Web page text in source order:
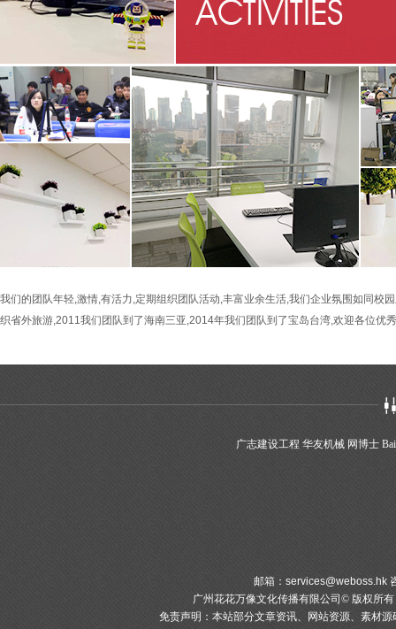
我们的团队年轻,激情,有活力,定期组织团队活动,丰富业余生活,我们企业氛围如同
织省外旅游,2011我们团队到了海南三亚,2014年我们团队到了宝岛台湾,欢迎各位优
广志建设工程 华友机械 网博士
邮箱：services@weboss.hk
广州花花万像文化传播有限公司© 版权所有
免责声明：本站部分文章资讯、网站资源、素材